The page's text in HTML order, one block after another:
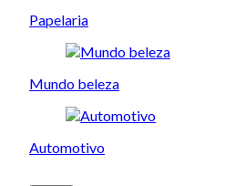
Papelaria
Mundo beleza
Automotivo